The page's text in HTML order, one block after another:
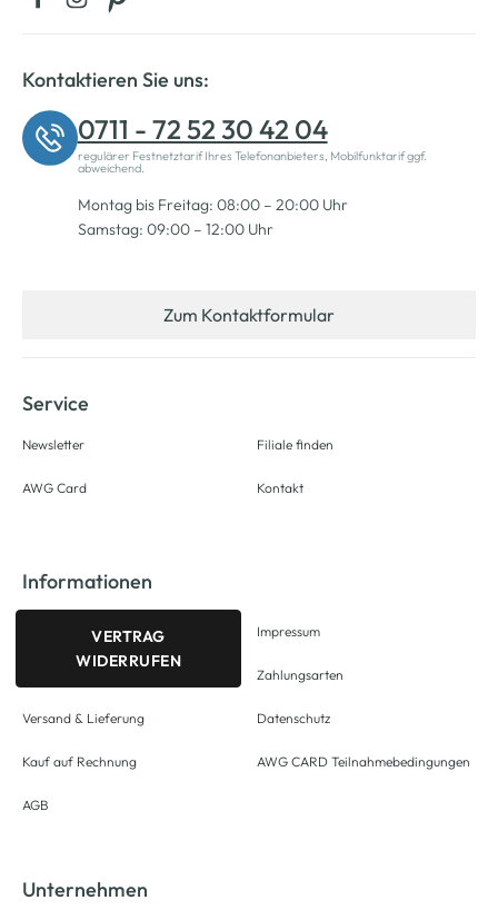
Kontaktieren Sie uns:
0711 - 72 52 30 42 04
regulärer Festnetztarif Ihres Telefonanbieters, Mobilfunktarif ggf.
abweichend.
Montag bis Freitag: 08:00 – 20:00 Uhr
Samstag: 09:00 – 12:00 Uhr
Zum Kontaktformular
Service
Newsletter
AWG Card
Filiale finden
Kontakt
Informationen
VERTRAG
WIDERRUFEN
Versand & Lieferung
Kauf auf Rechnung
AGB
Impressum
Zahlungsarten
Datenschutz
AWG CARD Teilnahmebedingungen
Unternehmen